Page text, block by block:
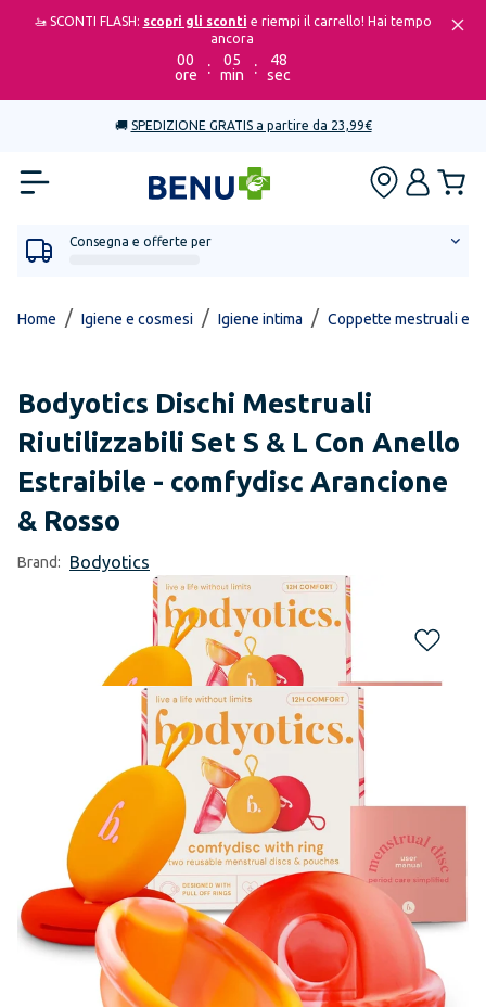
🚤 SCONTI FLASH: scopri gli sconti e riempi il carrello! Hai tempo
ancora
00
ore
:
05
min
:
48
sec
🚚 SPEDIZIONE GRATIS a partire da 23,99€
Consegna e offerte per
Home / Igiene e cosmesi / Igiene intima / Coppette mestruali e
Bodyotics Dischi Mestruali
Riutilizzabili Set S & L Con Anello
Estraibile - comfydisc Arancione
& Rosso
Brand: Bodyotics